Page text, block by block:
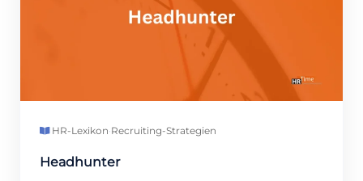
HR-Lexikon·Recruiting-Strategien
Headhunter